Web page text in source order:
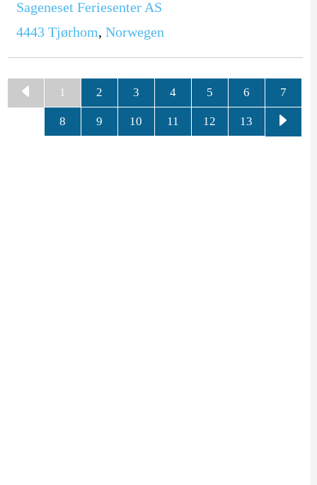
Sageneset Feriesenter AS
4443 Tjørhom, Norwegen
1 2 3 4 5 6 7
8 9 10 11 12 13